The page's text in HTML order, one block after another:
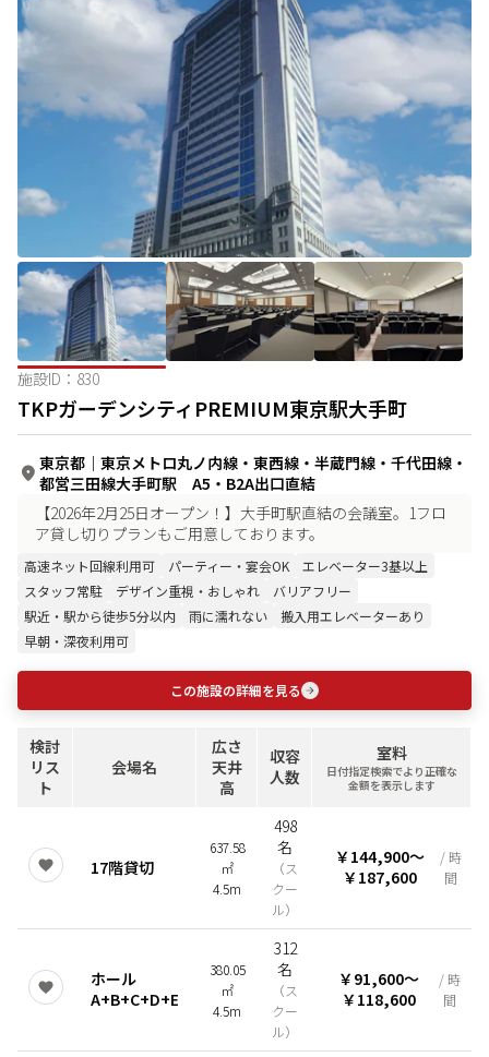
施設ID： 830
TKPガーデンシティPREMIUM東京駅大手町
東京都 ｜ 東京メトロ丸ノ内線・東西線・半蔵門線・千代田線・
都営三田線大手町駅 A5・B2A出口直結
【2026年2月25日オープン！】大手町駅直結の会議室。1フロ
ア貸し切りプランもご用意しております。
高速ネット回線利用可 パーティー・宴会OK
エレベーター3基以上
スタッフ常駐
デザイン重視・おしゃれ
バリアフリー
駅近・駅から徒歩5分以内
雨に濡れない
搬入用エレベーターあり
早朝・深夜利用可
この施設の詳細を見る
検討
リス
ト
会場名
広さ
天井
高
収容
人数
室料
日付指定検索でより正確な
金額を表示します
17階貸切
637.58
㎡
4.5m
498
名
（ス
クー
ル）
￥144,900〜
￥187,600
/ 時
間
ホール
A+B+C+D+E
380.05
㎡
4.5m
312
名
（ス
クー
ル）
￥91,600〜
￥118,600
/ 時
間